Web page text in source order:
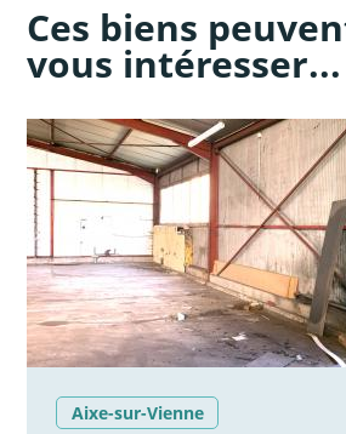
Ces biens
vous intéresser...
Aixe-sur-Vienne